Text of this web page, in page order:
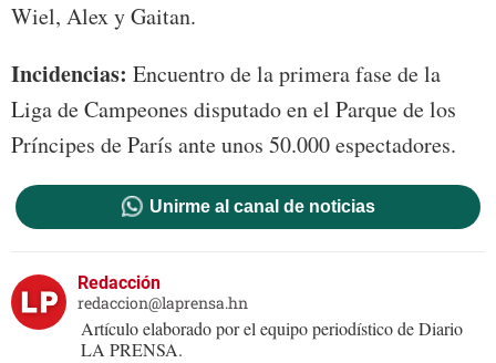
Wiel, Alex y Gaitan.
Incidencias: Encuentro de la primera fase de la
Liga de Campeones disputado en el Parque de los
Príncipes de París ante unos 50.000 espectadores.
Unirme al canal de noticias
Redacción
redaccion@laprensa.hn
Artículo elaborado por el equipo periodístico de Diario
LA PRENSA.